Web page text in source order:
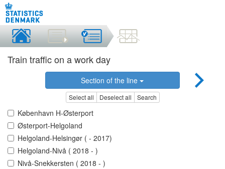
Train traffic on a work day
Section of the line
Select all Deselect all Search
København H-Østerport
Østerport-Helgoland
Helgoland-Helsingør ( - 2017)
Helgoland-Nivå ( 2018 - )
Nivå-Snekkersten ( 2018 - )